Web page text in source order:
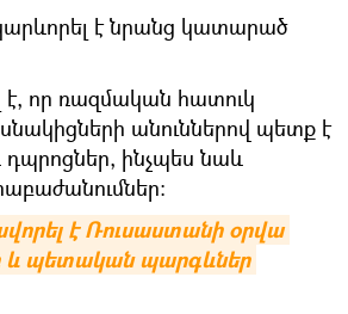
է նրանց կատարած
է, որ ռազմական հատուկ
անուններով պետք է
դպրոցներ, ինչպես նաև
է Ռուսաստանի օրվա
և պետական պարգևներ